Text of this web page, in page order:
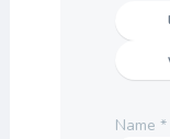
Name *